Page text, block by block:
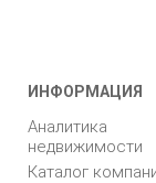
ИНФОРМАЦИЯ
Аналитика
недвижимости
Каталог